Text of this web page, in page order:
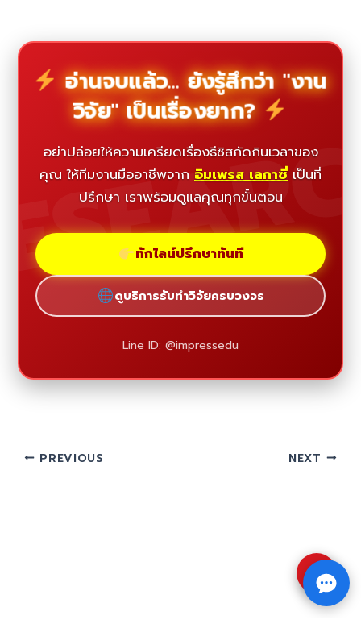
อ่านจบแล้ว... ยังรู้สึกว่า "งาน
วิจัย" เป็นเรื่องยาก?
อย่าปล่อยให้ความเครียดเรื่องธีซิสกัดกินเวลาของ
คุณ ให้ทีมงานมืออาชีพจาก อิมเพรส เลกาซี่ เป็นที่
ปรึกษา เราพร้อมดูแลคุณทุกขั้นตอน
ทักไลน์ปรึกษาทันที
ดูบริการรับทำวิจัยครบวงจร
Line ID: @impressedu
PREVIOUS NEXT
⇧